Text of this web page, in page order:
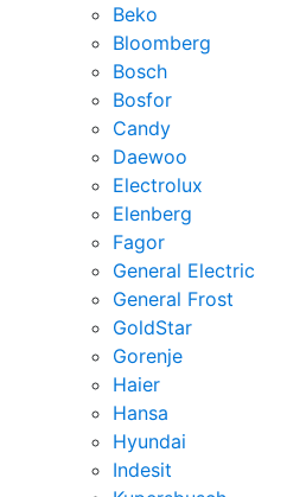
Beko
Bloomberg
Bosch
Bosfor
Candy
Daewoo
Electrolux
Elenberg
Fagor
General Electric
General Frost
GoldStar
Gorenje
Haier
Hansa
Hyundai
Indesit